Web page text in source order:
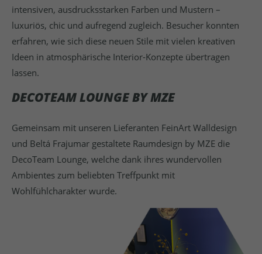
intensiven, ausdrucksstarken Farben und Mustern –
luxuriös, chic und aufregend zugleich. Besucher konnten
erfahren, wie sich diese neuen Stile mit vielen kreativen
Ideen in atmosphärische Interior-Konzepte übertragen
lassen.
DECOTEAM LOUNGE BY MZE
Gemeinsam mit unseren Lieferanten FeinArt Walldesign
und Beltá Frajumar gestaltete Raumdesign by MZE die
DecoTeam Lounge, welche dank ihres wundervollen
Ambientes zum beliebten Treffpunkt mit
Wohlfühlcharakter wurde.